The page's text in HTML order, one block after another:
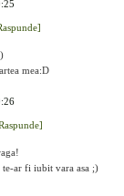
mea:D
ar fi iubit vara asa ;)